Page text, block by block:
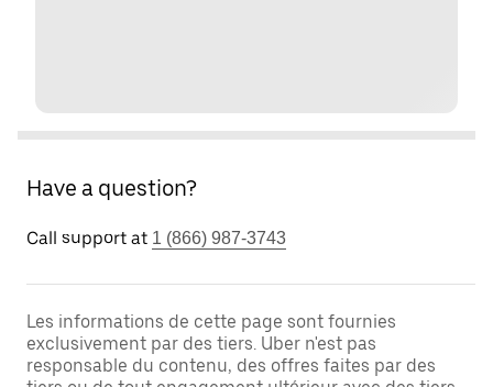
Have a question?
Call support at 1 (866) 987-3743
Les informations de cette page sont fournies
exclusivement par des tiers. Uber n'est pas
responsable du contenu, des offres faites par des